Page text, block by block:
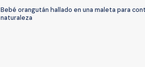
Bebé orangután hallado en una maleta para
naturaleza